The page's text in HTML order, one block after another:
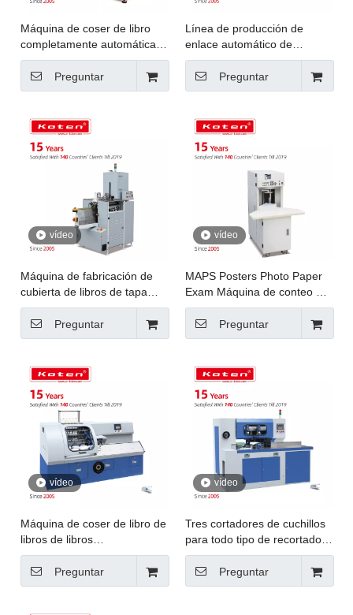
Máquina de coser de libro
completamente automática
160 firmas/min.
Preguntar
Línea de producción de
enlace automático de
cuaderno
Preguntar
vídeo
Máquina de fabricación de
cubierta de libros de tapa
dura
Preguntar
vídeo
MAPS Posters Photo Paper
Exam Máquina de conteo de
etiquetas de papel
Preguntar
vídeo
Máquina de coser de libro de
libros de libros
semiautomáticos
Preguntar
vídeo
Tres cortadores de cuchillos
para todo tipo de recortador
de libros
Preguntar